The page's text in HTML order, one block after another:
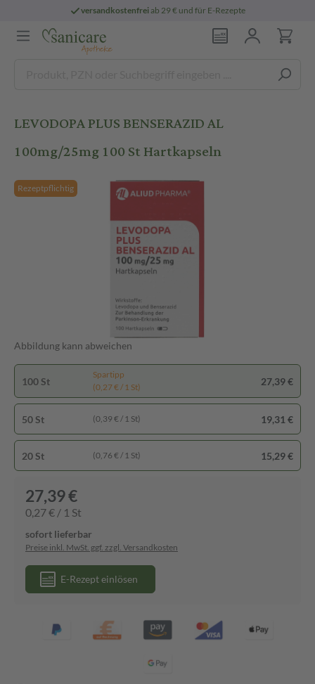
versandkostenfreiab 29 € und für E-Rezepte
LEVODOPA PLUS BENSERAZID AL
100mg/25mg 100 St Hartkapseln
Rezeptpflichtig
Abbildung kann abweichen
100 St
Spartipp
(0,27 € / 1 St)
27,39 €
50 St (0,39 € / 1 St) 19,31 €
20 St (0,76 € / 1 St) 15,29 €
27,39 €
0,27 € / 1 St
sofort lieferbar
Preise inkl. MwSt. ggf. zzgl. Versandkosten
E-Rezept einlösen